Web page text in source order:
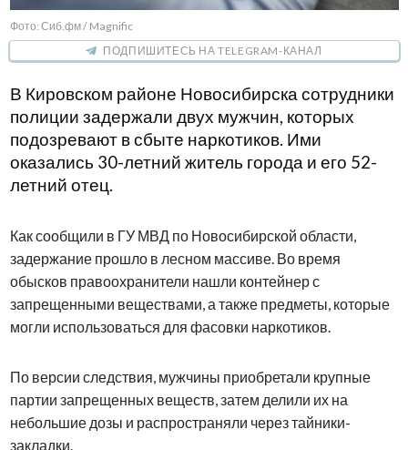
Фото: Сиб.фм / Magnific
ПОДПИШИТЕСЬ НА TELEGRAM-КАНАЛ
В Кировском районе Новосибирска сотрудники
полиции задержали двух мужчин, которых
подозревают в сбыте наркотиков. Ими
оказались 30-летний житель города и его 52-
летний отец.
Как сообщили в ГУ МВД по Новосибирской области,
задержание прошло в лесном массиве. Во время
обысков правоохранители нашли контейнер с
запрещенными веществами, а также предметы, которые
могли использоваться для фасовки наркотиков.
По версии следствия, мужчины приобретали крупные
партии запрещенных веществ, затем делили их на
небольшие дозы и распространяли через тайники-
закладки.